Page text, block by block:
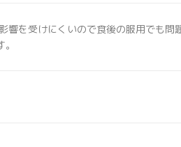
を受けにくいので食後の服用でも